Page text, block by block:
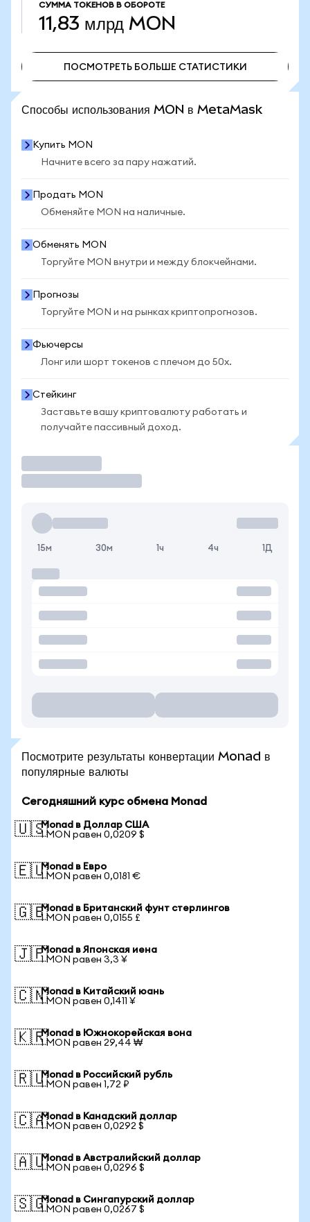
СУММА ТОКЕНОВ В ОБОРОТЕ
11,83 млрд MON
ПОСМОТРЕТЬ БОЛЬШЕ СТАТИСТИКИ
Способы использования MON в MetaMask
Купить MON
Начните всего за пару нажатий.
Продать MON
Обменяйте MON на наличные.
Обменять MON
Торгуйте MON внутри и между блокчейнами.
Прогнозы
Торгуйте MON и на рынках криптопрогнозов.
Фьючерсы
Лонг или шорт токенов с плечом до 50x.
Стейкинг
Заставьте вашу криптовалюту работать и
получайте пассивный доход.
15м 30м 1ч 4ч 1Д
Посмотрите результаты конвертации Monad в
популярные валюты
Сегодняшний курс обмена Monad
🇺🇸Monad в Доллар США
1 MON равен 0,0209 $
🇪🇺Monad в Евро
1 MON равен 0,0181 €
🇬🇧Monad в Британский фунт стерлингов
1 MON равен 0,0155 £
🇯🇵Monad в Японская иена
1 MON равен 3,3 ¥
🇨🇳Monad в Китайский юань
1 MON равен 0,1411 ¥
🇰🇷Monad в Южнокорейская вона
1 MON равен 29,44 ₩
🇷🇺Monad в Российский рубль
1 MON равен 1,72 ₽
🇨🇦Monad в Канадский доллар
1 MON равен 0,0292 $
🇦🇺Monad в Австралийский доллар
1 MON равен 0,0296 $
🇸🇬Monad в Сингапурский доллар
1 MON равен 0,0267 $